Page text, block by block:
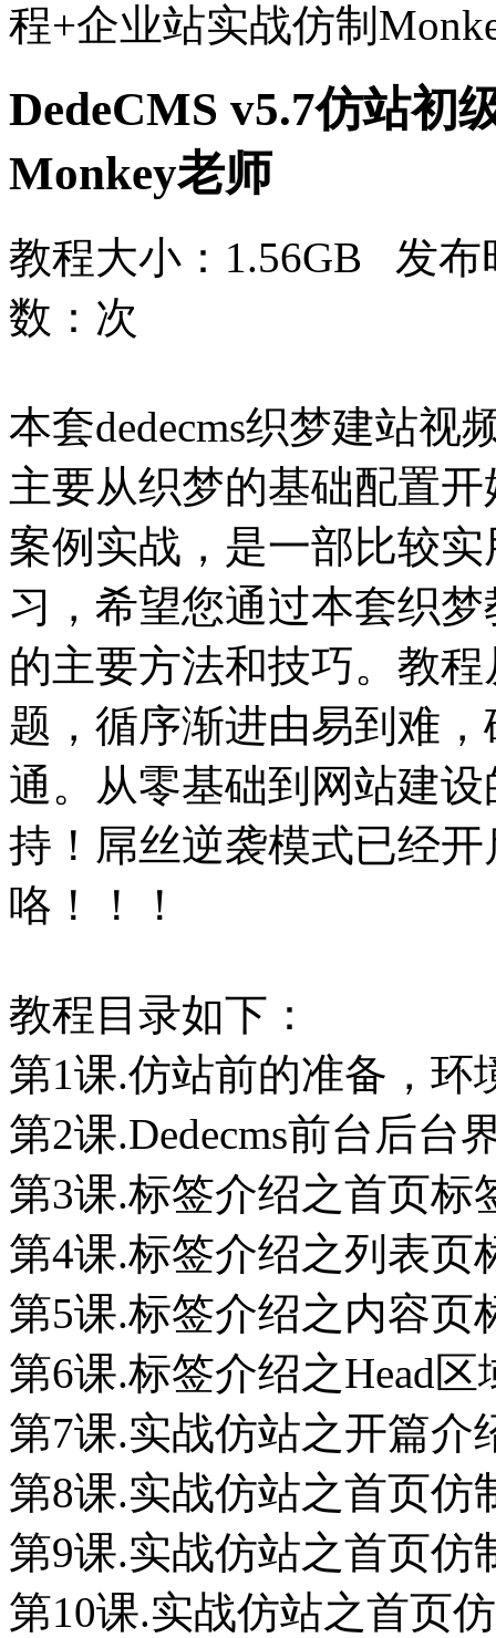
程+企业站实战仿制
DedeCMS v5.7仿站初
Monkey老师
教程大小：1.56GB 发
数： 次
本套dedecms织梦建站视
主要从织梦的基础配置
案例实战，是一部比较
习，希望您通过本套织
的主要方法和技巧。教
题，循序渐进由易到难
通。从零基础到网站建
持！屌丝逆袭模式已经
咯！！！
教程目录如下：
第1课.仿站前的准备，环
第2课.Dedecms前台后台
第3课.标签介绍之首页标
第4课.标签介绍之列表页
第5课.标签介绍之内容页
第6课.标签介绍之Head区
第7课.实战仿站之开篇介
第8课.实战仿站之首页仿
第9课.实战仿站之首页仿
第10课.实战仿站之首页